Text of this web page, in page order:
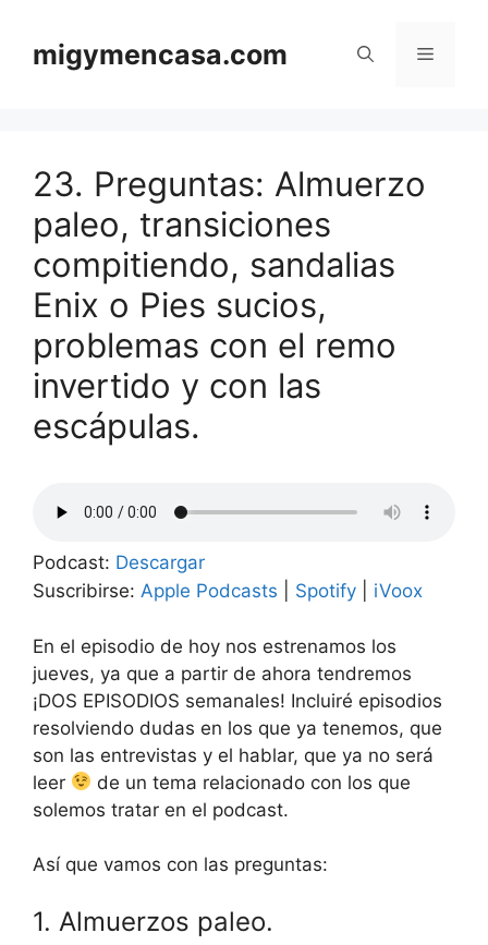
contenido
migymencasa.com Menú
23. Preguntas: Almuerzo
paleo, transiciones
compitiendo, sandalias
Enix o Pies sucios,
problemas con el remo
invertido y con las
escápulas.
Podcast: Descargar
Suscribirse: Apple Podcasts Spotify iVoox
En el episodio de hoy nos estrenamos los
jueves, ya que a partir de ahora tendremos
¡DOS EPISODIOS semanales! Incluiré episodios
resolviendo dudas en los que ya tenemos, que
son las entrevistas y el hablar, que ya no será
leer
de un tema relacionado con los que
solemos tratar en el podcast.
Así que vamos con las preguntas:
1. Almuerzos paleo.